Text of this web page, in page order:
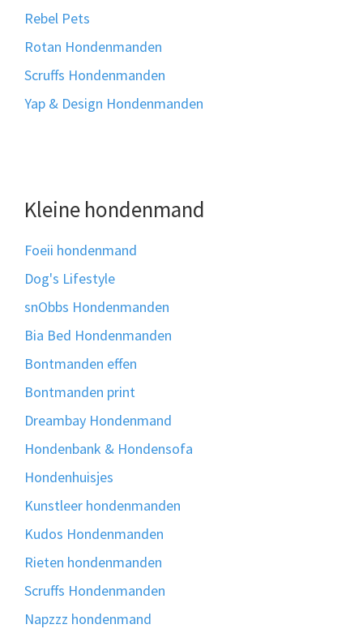
Rebel Pets
Rotan Hondenmanden
Scruffs Hondenmanden
Yap & Design Hondenmanden
Kleine hondenmand
Foeii hondenmand
Dog's Lifestyle
snObbs Hondenmanden
Bia Bed Hondenmanden
Bontmanden effen
Bontmanden print
Dreambay Hondenmand
Hondenbank & Hondensofa
Hondenhuisjes
Kunstleer hondenmanden
Kudos Hondenmanden
Rieten hondenmanden
Scruffs Hondenmanden
Napzzz hondenmand